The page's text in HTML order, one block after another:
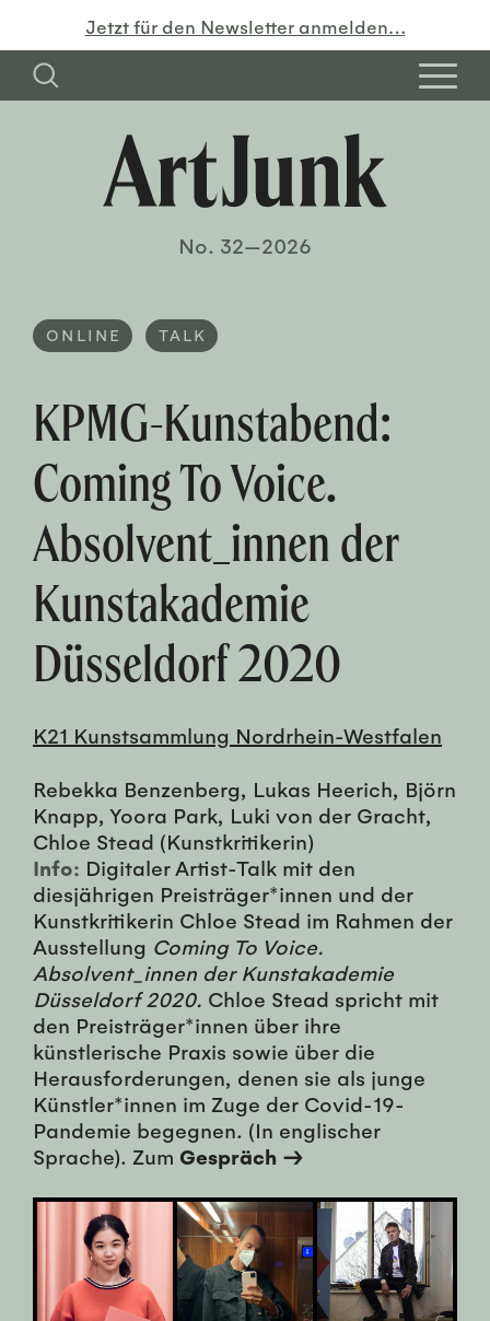
Jetzt für den Newsletter anmelden…
No. 32—2026
ONLINE TALK
KPMG-Kunstabend:
Coming To Voice.
Absolvent_innen der
Kunstakademie
Düsseldorf 2020
K21 Kunstsammlung Nordrhein-Westfalen
Rebekka Benzenberg, Lukas Heerich, Björn
Knapp, Yoora Park, Luki von der Gracht,
Chloe Stead (Kunstkritikerin)
Info: Digitaler Artist-Talk mit den
diesjährigen Preisträger*innen und der
Kunstkritikerin Chloe Stead im Rahmen der
Ausstellung Coming To Voice.
Absolvent_innen der Kunstakademie
Düsseldorf 2020. Chloe Stead spricht mit
den Preisträger*innen über ihre
künstlerische Praxis sowie über die
Herausforderungen, denen sie als junge
Künstler*innen im Zuge der Covid-19-
Pandemie begegnen. (In englischer
Sprache). Zum Gespräch →